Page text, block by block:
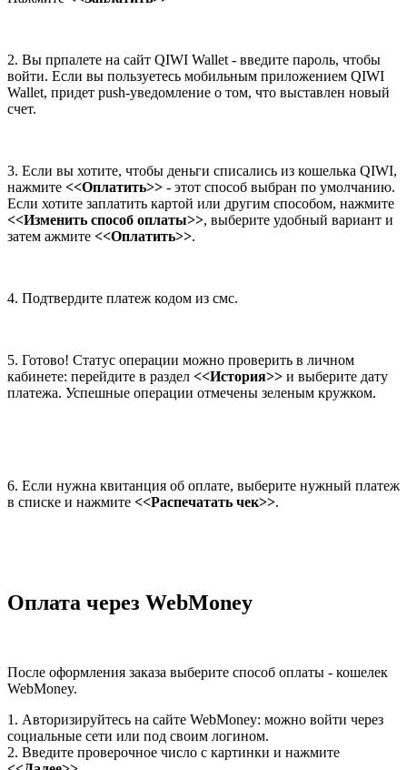
2. Вы прпалете на сайт QIWI Wallet - введите пароль, чтобы
войти. Если вы пользуетесь мобильным приложением QIWI
Wallet, придет push-уведомление о том, что выставлен новый
счет.
3. Если вы хотите, чтобы деньги списались из кошелька QIWI,
нажмите <<Оплатить>> - этот способ выбран по умолчанию.
Если хотите заплатить картой или другим способом, нажмите
<<Изменить способ оплаты>>, выберите удобный вариант и
затем ажмите <<Оплатить>>.
4. Подтвердите платеж кодом из смс.
5. Готово! Статус операции можно проверить в личном
кабинете: перейдите в раздел <<История>> и выберите дату
платежа. Успешные операции отмечены зеленым кружком.
6. Если нужна квитанция об оплате, выберите нужный платеж
в списке и нажмите <<Распечатать чек>>.
Оплата через WebMoney
После оформления заказа выберите способ оплаты - кошелек
WebMoney.
1. Авторизируйтесь на сайте WebMoney: можно войти через
социальные сети или под своим логином.
2. Введите проверочное число с картинки и нажмите